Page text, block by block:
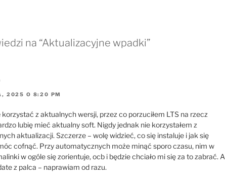
na “Aktualizacyjne wpadki”
2025 O 8:20 PM
korzystać z aktualnych wersji, przez co porzuciłem LTS na rzecz
lubię mieć aktualny soft. Nigdy jednak nie korzystałem z
aktualizacji. Szczerze – wolę widzieć, co się instaluje i jak się
cofnąć. Przy automatycznych może minąć sporo czasu, nim w
w ogóle się zorientuje, ocb i będzie chciało mi się za to zabrać. A
z palca – naprawiam od razu.